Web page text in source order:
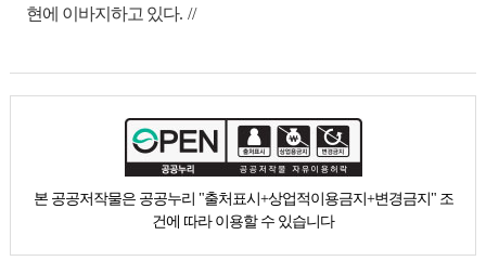
현에 이바지하고 있다. //
본 공공저작물은 공공누리 "출처표시+상업적이용금지+변경금지" 조
건에 따라 이용할 수 있습니다